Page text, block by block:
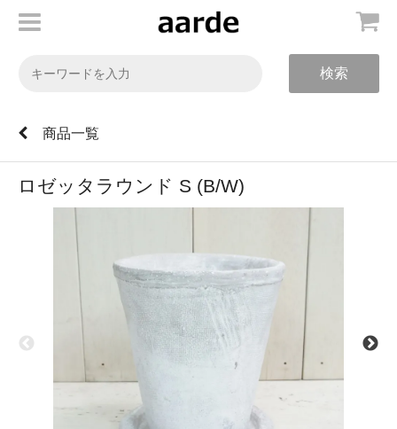
検索
商品一覧
ロゼッタラウンド S (B/W)